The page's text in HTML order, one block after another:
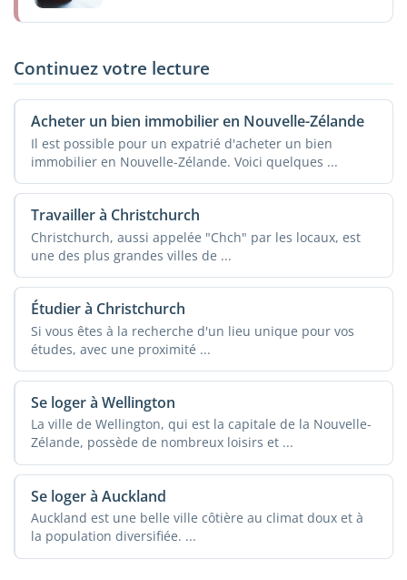
Continuez votre lecture
Acheter un bien immobilier en Nouvelle-Zélande
Il est possible pour un expatrié d'acheter un bien
immobilier en Nouvelle-Zélande. Voici quelques ...
Travailler à Christchurch
Christchurch, aussi appelée "Chch" par les locaux, est
une des plus grandes villes de ...
Étudier à Christchurch
Si vous êtes à la recherche d'un lieu unique pour vos
études, avec une proximité ...
Se loger à Wellington
La ville de Wellington, qui est la capitale de la Nouvelle-
Zélande, possède de nombreux loisirs et ...
Se loger à Auckland
Auckland est une belle ville côtière au climat doux et à
la population diversifiée. ...